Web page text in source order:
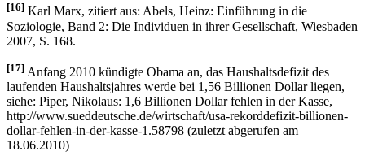
[16] Karl Marx, zitiert aus: Abels, Heinz: Einführung in die
Soziologie, Band 2: Die Individuen in ihrer Gesellschaft, Wiesbaden
2007, S. 168.
[17] Anfang 2010 kündigte Obama an, das Haushaltsdefizit des
laufenden Haushaltsjahres werde bei 1,56 Billionen Dollar liegen,
siehe: Piper, Nikolaus: 1,6 Billionen Dollar fehlen in der Kasse,
http://www.sueddeutsche.de/wirtschaft/usa-rekorddefizit-billionen-
dollar-fehlen-in-der-kasse-1.58798 (zuletzt abgerufen am
18.06.2010)